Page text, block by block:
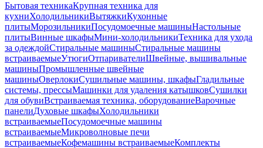
Бытовая техникаКрупная техника для
кухниХолодильникиВытяжкиКухонные
плитыМорозильникиПосудомоечные машиныНастольные
плитыВинные шкафыМини-холодильникиТехника для ухода
за одеждойСтиральные машиныСтиральные машины
встраиваемыеУтюгиОтпаривателиШвейные, вышивальные
машиныПромышленные швейные
машиныОверлокиСушильные машины, шкафыГладильные
системы, прессыМашинки для удаления катышковСушилки
для обувиВстраиваемая техника, оборудованиеВарочные
панелиДуховые шкафыХолодильники
встраиваемыеПосудомоечные машины
встраиваемыеМикроволновые печи
встраиваемыеКофемашины встраиваемыеКомплекты